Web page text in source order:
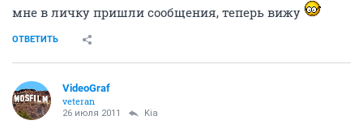
мне в личку пришли сообщения, теперь вижу
ОТВЕТИТЬ
VideoGraf
veteran
26 июля 2011 Kia